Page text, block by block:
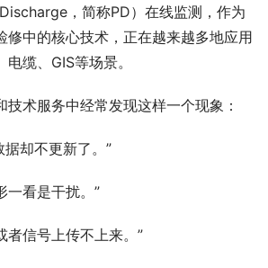
，简称PD）在线监测，作为
修中的核心技术，正在越来越多地应用
缆、GIS等场景。
术服务中经常发现这样一个现象：
据却不更新了。”
一看是干扰。”
者信号上传不上来。”